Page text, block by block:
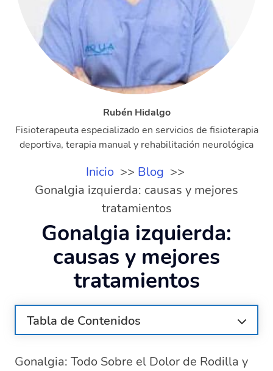
Rubén Hidalgo
Fisioterapeuta especializado en servicios de fisioterapia
deportiva, terapia manual y rehabilitación neurológica
Inicio
Blog
Gonalgia izquierda: causas y mejores
tratamientos
Gonalgia izquierda:
causas y mejores
tratamientos
Tabla de Contenidos
Principales causas del dolor de rodilla
Gonalgia: Todo Sobre el Dolor de Rodilla y